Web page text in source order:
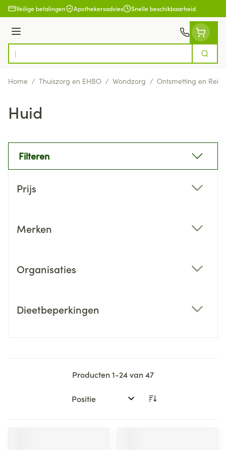
Ga naar de inhoud
Veilige betalingen Apothekersadvies Snelle beschikbaarheid
Menu
Product, merk, categorie...
Zoek
Home / Thuiszorg en EHBO / Wondzorg / Ontsmetting en
Huid
Filteren
Prijs
Merken
Organisaties
Dieetbeperkingen
Producten1-24van47
Sorteer op: